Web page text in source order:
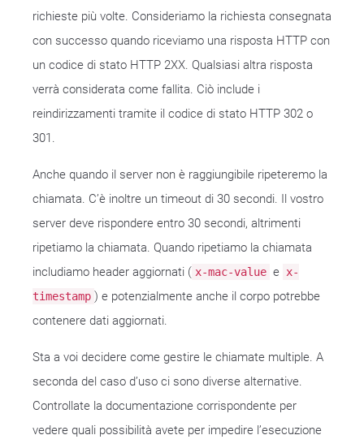
richieste più volte. Consideriamo la richiesta consegnata
con successo quando riceviamo una risposta HTTP con
un codice di stato HTTP 2XX. Qualsiasi altra risposta
verrà considerata come fallita. Ciò include i
reindirizzamenti tramite il codice di stato HTTP 302 o
301.
Anche quando il server non è raggiungibile ripeteremo la
chiamata. C’è inoltre un timeout di 30 secondi. Il vostro
server deve rispondere entro 30 secondi, altrimenti
ripetiamo la chiamata. Quando ripetiamo la chiamata
includiamo header aggiornati ( x-mac-value e x-
timestamp ) e potenzialmente anche il corpo potrebbe
contenere dati aggiornati.
Sta a voi decidere come gestire le chiamate multiple. A
seconda del caso d’uso ci sono diverse alternative.
Controllate la documentazione corrispondente per
vedere quali possibilità avete per impedire l’esecuzione